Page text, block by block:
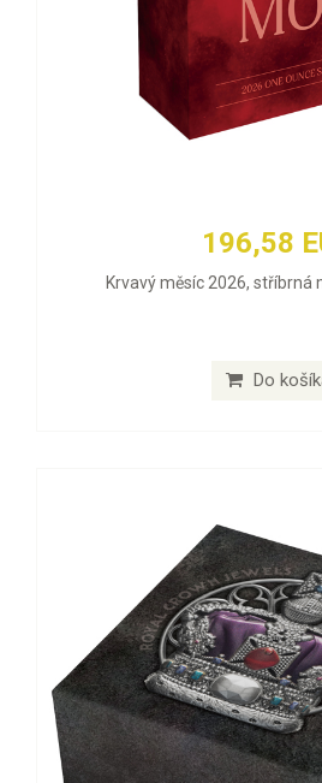
196,58
Krvavý měsíc 2026, stříbrná
Do